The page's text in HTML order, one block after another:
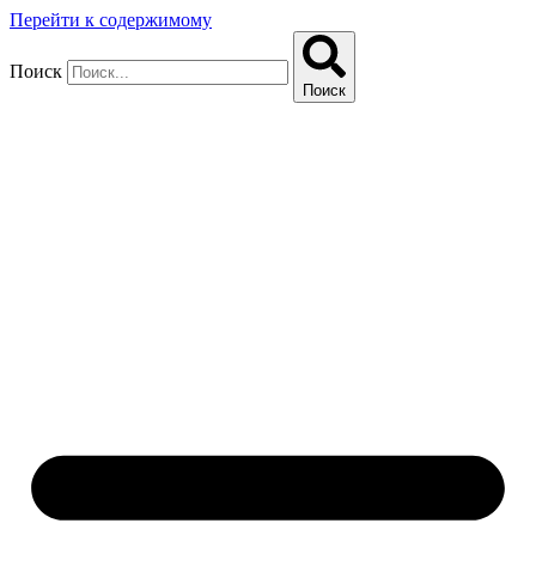
Перейти к содержимому
Поиск
Поиск